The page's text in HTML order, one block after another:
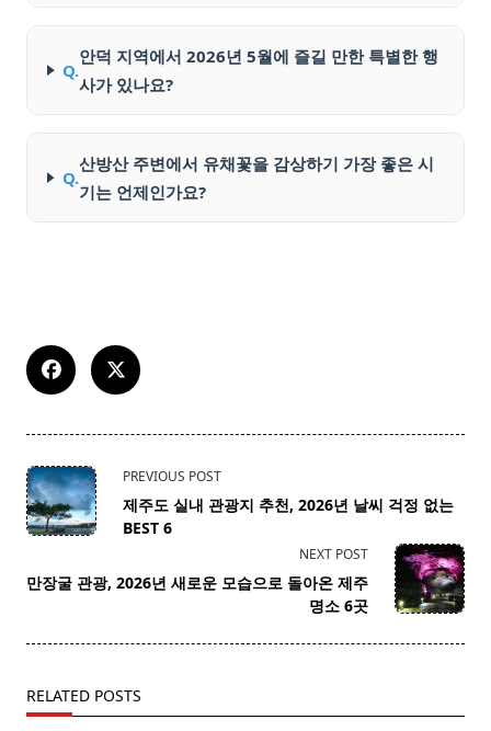
Q.
안덕 지역에서 2026년 5월에 즐길 만한 특별한 행
사가 있나요?
Q.
산방산 주변에서 유채꽃을 감상하기 가장 좋은 시
기는 언제인가요?
<span
class="nav-
subtitle
reader-
PREVIOUS POST
제주도 실내 관광지 추천, 2026년 날씨 걱정 없는
BEST 6
NEXT POST
만장굴 관광, 2026년 새로운 모습으로 돌아온 제주
명소 6곳
RELATED POSTS